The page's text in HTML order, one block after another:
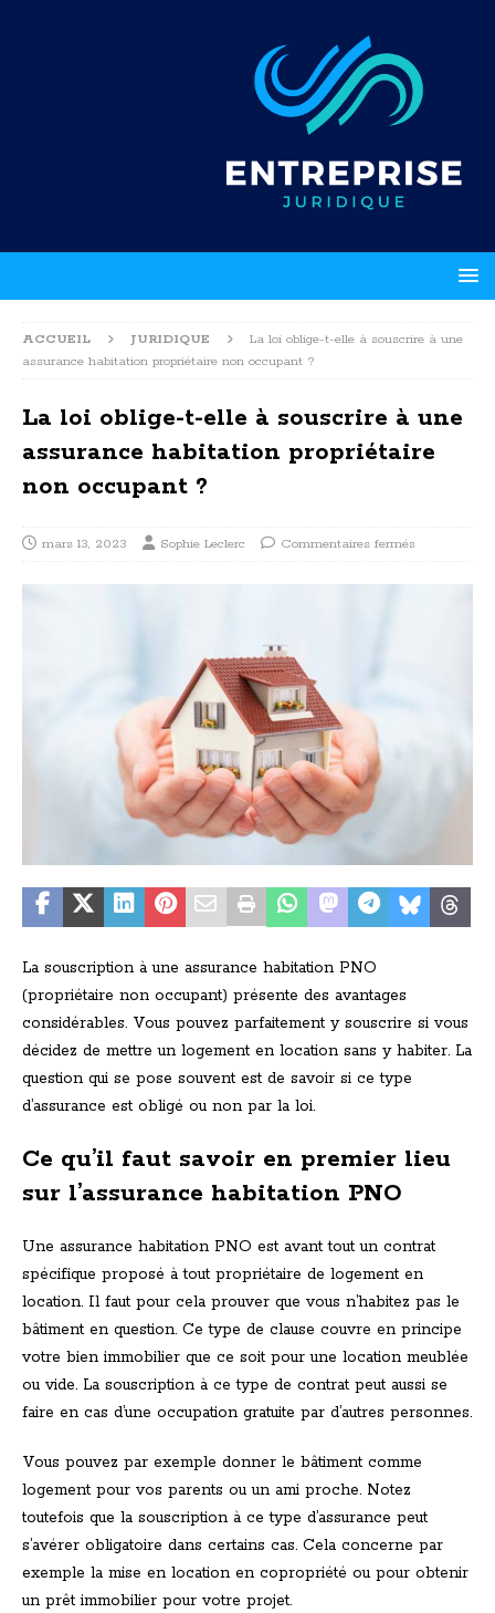
ACCUEIL JURIDIQUE
La loi oblige-t-elle à souscrire à une
assurance habitation propriétaire non occupant ?
La loi oblige-t-elle à souscrire à une
assurance habitation propriétaire
non occupant ?
mars 13, 2023 Sophie Leclerc Commentaires fermés
La souscription à une assurance habitation PNO
(propriétaire non occupant) présente des avantages
considérables. Vous pouvez parfaitement y souscrire si vous
décidez de mettre un logement en location sans y habiter. La
question qui se pose souvent est de savoir si ce type
d’assurance est obligé ou non par la loi.
Ce qu’il faut savoir en premier lieu
sur l’assurance habitation PNO
Une assurance habitation PNO est avant tout un contrat
spécifique proposé à tout propriétaire de logement en
location. Il faut pour cela prouver que vous n’habitez pas le
bâtiment en question. Ce type de clause couvre en principe
votre bien immobilier que ce soit pour une location meublée
ou vide. La souscription à ce type de contrat peut aussi se
faire en cas d’une occupation gratuite par d’autres personnes.
Vous pouvez par exemple donner le bâtiment comme
logement pour vos parents ou un ami proche. Notez
toutefois que la souscription à ce type d’assurance peut
s’avérer obligatoire dans certains cas. Cela concerne par
exemple la mise en location en copropriété ou pour obtenir
un prêt immobilier pour votre projet.